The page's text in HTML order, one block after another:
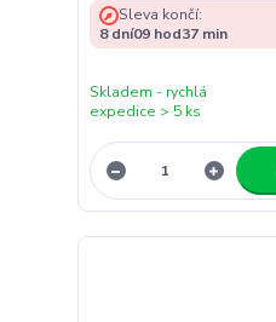
Skladem - rychlá
expedice > 5 ks
Sleva končí:
8 dní09 hod37 min